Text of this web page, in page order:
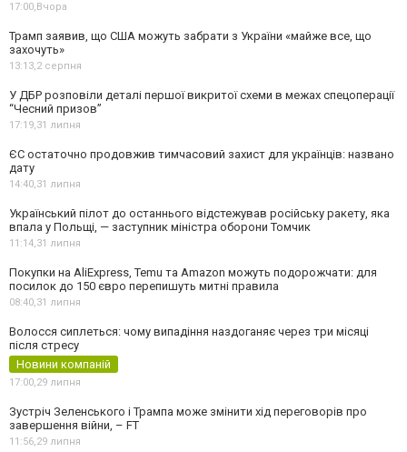
17:00, Вчора
Трамп заявив, що США можуть забрати з України «майже все, що
захочуть»
13:13,2 серпня
У ДБР розповіли деталі першої викритої схеми в межах спецоперації
“Чесний призов”
17:19,31 липня
ЄС остаточно продовжив тимчасовий захист для українців: названо
дату
14:40,31 липня
Український пілот до останнього відстежував російську ракету, яка
впала у Польщі, — заступник міністра оборони Томчик
11:14,31 липня
Покупки на AliExpress, Temu та Amazon можуть подорожчати: для
посилок до 150 євро перепишуть митні правила
08:40,31 липня
Волосся сиплеться: чому випадіння наздоганяє через три місяці
після стресу
Новини компаній
17:00,29 липня
Зустріч Зеленського і Трампа може змінити хід переговорів про
завершення війни, – FT
11:56,29 липня